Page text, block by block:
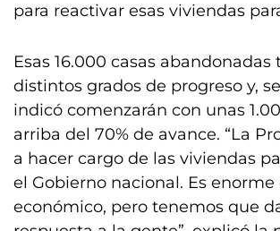
para reactivar esas viviendas
Esas 16.000 casas abandonadas
distintos grados de progreso y,
indicó comenzarán con unas
arriba del 70% de avance. “La
a hacer cargo de las viviendas
el Gobierno nacional. Es enorme
económico, pero tenemos que